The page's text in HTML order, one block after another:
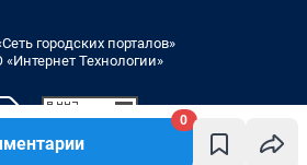
0
городских порталов»
Технологии»